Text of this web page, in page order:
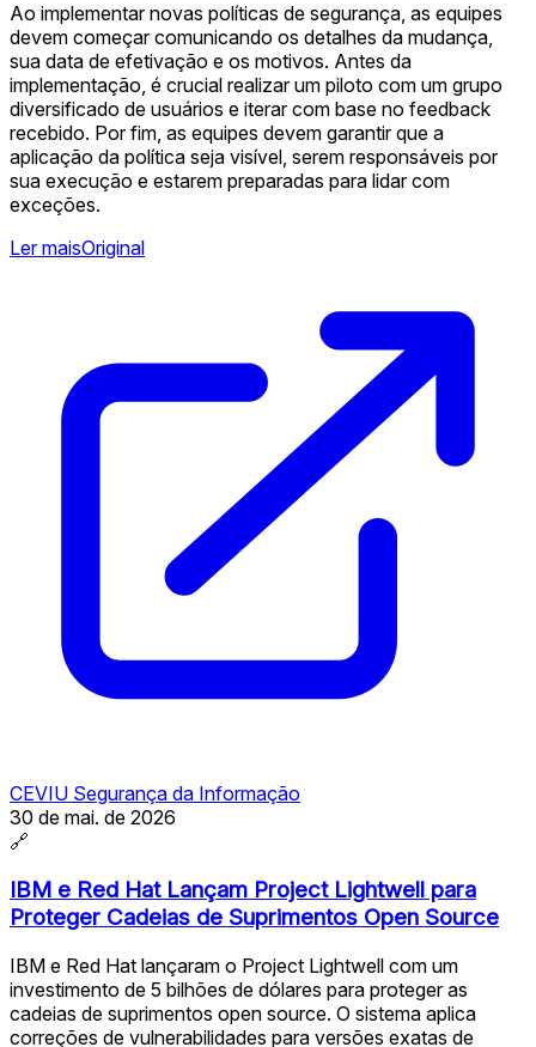
Ao implementar novas políticas de segurança, as equipes
devem começar comunicando os detalhes da mudança,
sua data de efetivação e os motivos. Antes da
implementação, é crucial realizar um piloto com um grupo
diversificado de usuários e iterar com base no feedback
recebido. Por fim, as equipes devem garantir que a
aplicação da política seja visível, serem responsáveis por
sua execução e estarem preparadas para lidar com
exceções.
Ler maisOriginal
CEVIU Segurança da Informação
30 de mai. de 2026
🔗
IBM e Red Hat Lançam Project Lightwell para
Proteger Cadeias de Suprimentos Open Source
IBM e Red Hat lançaram o Project Lightwell com um
investimento de 5 bilhões de dólares para proteger as
cadeias de suprimentos open source. O sistema aplica
correções de vulnerabilidades para versões exatas de